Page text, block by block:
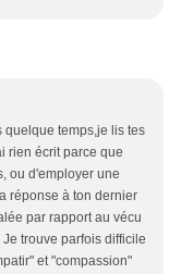
quelque temps,je lis tes
rien écrit parce que
ou d'employer une
réponse à ton dernier
par rapport au vécu
trouve parfois difficile
et "compassion"